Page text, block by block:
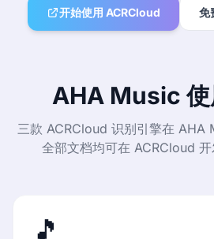
开始使用 ACRCloud 免
AHA Music 使
三款 ACRCloud 识别引擎在 AHA
全部文档均可在 ACRCloud 开
🎵